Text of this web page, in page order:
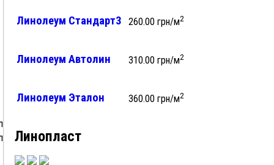
4v Hydro
Линолеум Стандарт3 260.00 грн/м2
Линолеум Автолин 310.00 грн/м2
Линолеум Эталон 360.00 грн/м2
Линопласт